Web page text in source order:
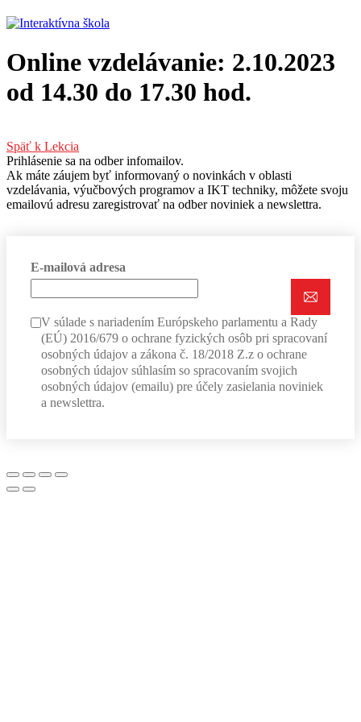
Online vzdelávanie: 2.10.2023
od 14.30 do 17.30 hod.
Späť k Lekcia
Prihlásenie sa na odber infomailov.
Ak máte záujem byť informovaný o novinkách v oblasti
vzdelávania, výučbových programov a IKT techniky, môžete svoju
emailovú adresu zaregistrovať na odber noviniek a newslettra.
E-mailová adresa
V súlade s nariadením Európskeho parlamentu a Rady
(EÚ) 2016/679 o ochrane fyzických osôb pri spracovaní
osobných údajov a zákona č. 18/2018 Z.z o ochrane
osobných údajov súhlasím so spracovaním svojich
osobných údajov (emailu) pre účely zasielania noviniek
a newslettra.